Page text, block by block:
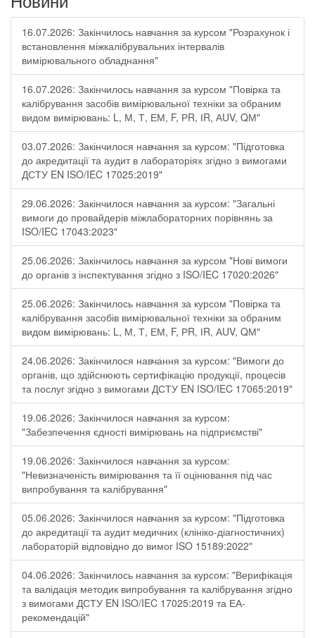
16.07.2026: Закінчилось навчання за курсом "Розрахунок і
встановлення міжкалібрувальних інтервалів
вимірювального обладнання"
16.07.2026: Закінчилось навчання за курсом "Повірка та
калібрування засобів вимірювальної техніки за обраним
видом вимірювань: L, М, Т, ЕМ, F, РR, ІR, АUV, QМ"
03.07.2026: Закінчилося навчання за курсом: "Підготовка
до акредитації та аудит в лабораторіях згідно з вимогами
ДСТУ EN ISO/IEC 17025:2019"
29.06.2026: Закінчилося навчання за курсом: "Загальні
вимоги до провайдерів міжлабораторних порівнянь за
ISO/IEC 17043:2023"
25.06.2026: Закінчилось навчання за курсом "Нові вимоги
до органів з інспектування згідно з ISO/IEC 17020:2026"
25.06.2026: Закінчилось навчання за курсом "Повірка та
калібрування засобів вимірювальної техніки за обраним
видом вимірювань: L, М, Т, ЕМ, F, РR, ІR, АUV, QМ"
24.06.2026: Закінчилося навчання за курсом: "Вимоги до
органів, що здійснюють сертифікацію продукції, процесів
та послуг згідно з вимогами ДСТУ EN ISO/IEC 17065:2019"
19.06.2026: Закінчилося навчання за курсом:
"Забезпечення єдності вимірювань на підприємстві"
19.06.2026: Закінчилося навчання за курсом:
"Невизначеність вимірювання та її оцінювання під час
випробування та калібрування"
05.06.2026: Закінчилося навчання за курсом: "Підготовка
до акредитації та аудит медичних (клініко-діагностичних)
лабораторій відповідно до вимог ISO 15189:2022"
04.06.2026: Закінчилось навчання за курсом: "Верифікація
та валідація методик випробування та калібрування згідно
з вимогами ДСТУ EN ISO/IEC 17025:2019 та ЕА-
рекомендацій"